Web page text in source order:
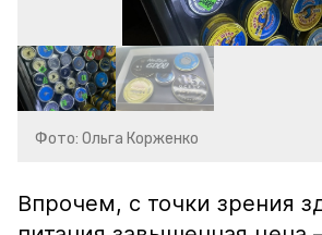
Фото: Ольга Корженко
Впрочем, с точки зрения